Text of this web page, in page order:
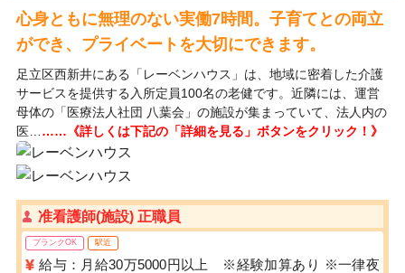
心身ともに無理のない実働7時間。子育てとの両立
ができ、プライベートを大切にできます。
足立区西新井にある「レーベンハウス」は、地域に密着した介護
サービスを提供する入所定員100名の老健です。近隣には、運営
母体の「医療法人社団 八葉会」の施設が集まっていて、法人内の
医… ……《詳しくは下記の「詳細を見る」ボタンをクリック！》
准看護師(施設) 正職員
ブランクOK 駅近
給与：月給30万5000円以上 ※経験加算あり ※一律夜